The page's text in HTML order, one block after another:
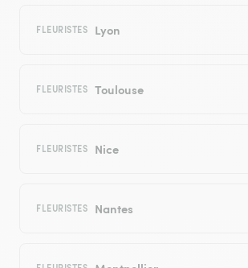
FLEURISTES Lyon
FLEURISTES Toulouse
FLEURISTES Nice
FLEURISTES Nantes